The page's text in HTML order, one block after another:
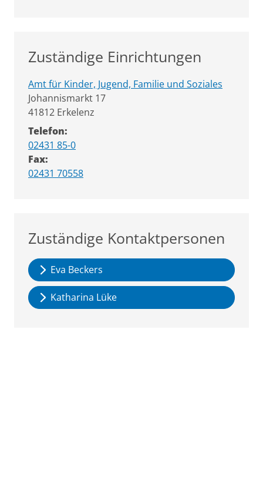
Zuständige Einrichtungen
Amt für Kinder, Jugend, Familie und Soziales
Straße:
Johannismarkt Hausnummer:
17
PLZ:
41812 Ort:
Erkelenz
Telefon:
02431 85-0
Fax:
02431 70558
Zuständige Kontaktpersonen
Eva Beckers
Katharina Lüke